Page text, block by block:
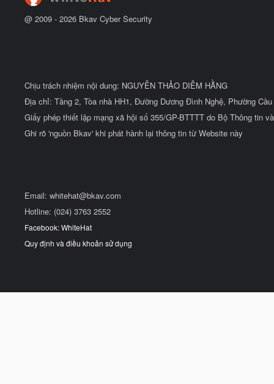
@ 2009 - 2026 Bkav Cyber Security
Chịu trách nhiệm nội dung: NGUYỄN THẢO DIỄM HẰNG
Địa chỉ: Tầng 2, Tòa nhà HH1, Đường Dương Đình Nghệ, Phường
Giấy phép thiết lập mạng xã hội số 355/GP-BTTTT do Bộ Thông tin
Ghi rõ 'nguồn Bkav' khi phát hành lại thông tin từ Website này
Email: whitehat@bkav.com
Hotline: (024) 3763 2552
Facebook: WhiteHat
Quy định và điều khoản sử dụng